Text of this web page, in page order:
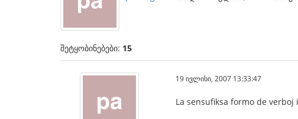
შეტყობინებები: 15
19 ივლისი, 2007 13:33:47
La sensufiksa formo de